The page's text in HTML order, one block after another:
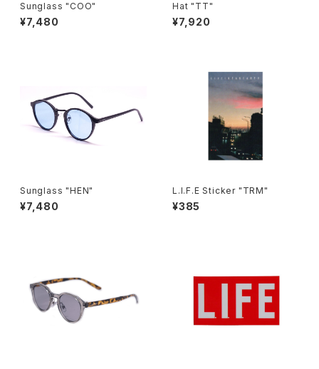
Sunglass "COO"
¥7,480
Hat "TT"
¥7,920
Sunglass "HEN"
¥7,480
L.I.F.E Sticker "TRM"
¥385